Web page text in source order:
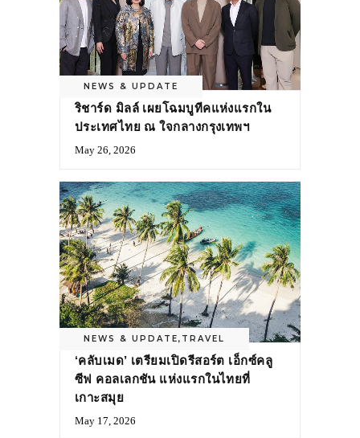
NEWS & UPDATE
ริชาร์ด มิลล์ เผยโฉมบูทีคแห่งแรกใน
ประเทศไทย ณ ใจกลางกรุงเทพฯ
May 26, 2026
NEWS & UPDATE, TRAVEL
‘คลับเมด’ เตรียมเปิดรีสอร์ต เอ็กซ์คลู
ซีฟ คอลเลกชัน แห่งแรกในไทยที่
เกาะสมุย
May 17, 2026